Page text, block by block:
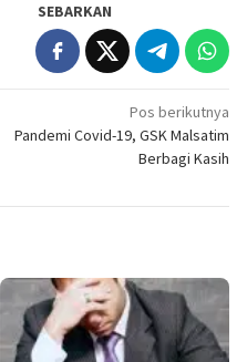
SEBARKAN
Pos berikutnya
Pandemi Covid-19, GSK Malsatim
Berbagi Kasih